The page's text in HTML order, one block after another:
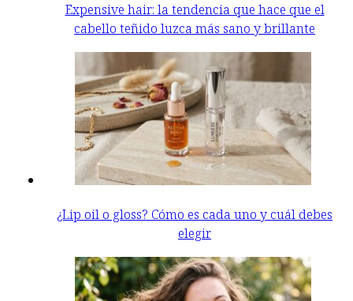
Expensive hair: la tendencia que hace que el
cabello teñido luzca más sano y brillante
¿Lip oil o gloss? Cómo es cada uno y cuál debes
elegir